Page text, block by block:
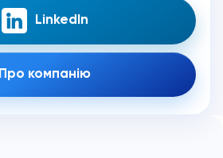
LinkedIn
Про компанію